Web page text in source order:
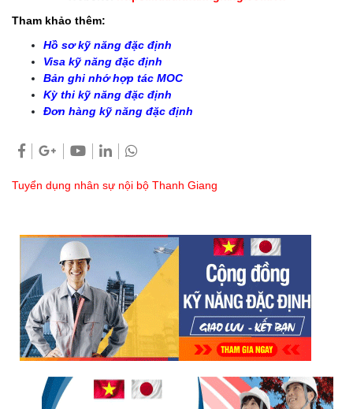
Tham khảo thêm:
Hồ sơ kỹ năng đặc định
Visa kỹ năng đặc định
Bản ghi nhớ hợp tác MOC
Kỳ thi kỹ năng đặc định
Đơn hàng kỹ năng đặc định
Tuyển dụng nhân sự nội bộ Thanh Giang